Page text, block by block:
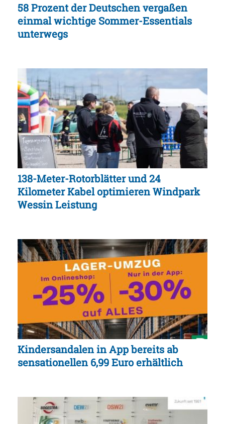
58 Prozent der Deutschen vergaßen
einmal wichtige Sommer-Essentials
unterwegs
138-Meter-Rotorblätter und 24
Kilometer Kabel optimieren Windpark
Wessin Leistung
Kindersandalen in App bereits ab
sensationellen 6,99 Euro erhältlich